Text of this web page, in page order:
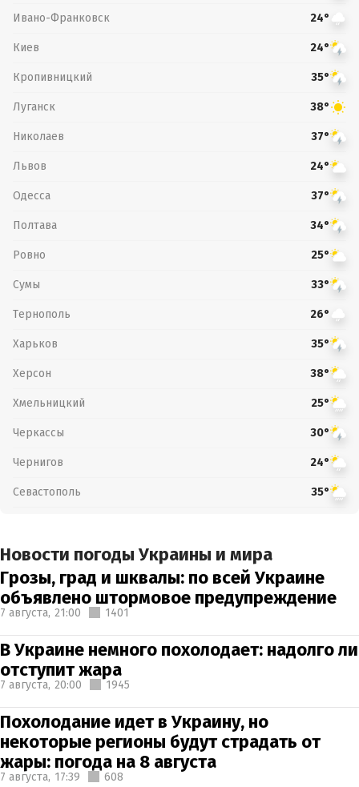
Ивано-Франковск 24°
Киев 24°
Кропивницкий 35°
Луганск 38°
Николаев 37°
Львов 24°
Одесса 37°
Полтава 34°
Ровно 25°
Сумы 33°
Тернополь 26°
Харьков 35°
Херсон 38°
Хмельницкий 25°
Черкассы 30°
Чернигов 24°
Севастополь 35°
Новости погоды Украины и мира
Грозы, град и шквалы: по всей Украине
объявлено штормовое предупреждение
7 августа, 21:00 1401
В Украине немного похолодает: надолго ли
отступит жара
7 августа, 20:00 1945
Похолодание идет в Украину, но
некоторые регионы будут страдать от
жары: погода на 8 августа
7 августа, 17:39 608